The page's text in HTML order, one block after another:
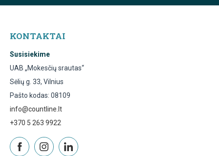
KONTAKTAI
Susisiekime
UAB „Mokesčių srautas“
Sėlių g. 33, Vilnius
Pašto kodas: 08109
info@countline.lt
+370 5 263 9922